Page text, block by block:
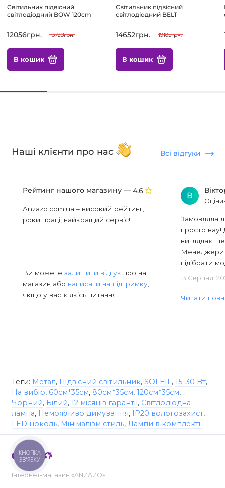
Світильник підвісний
світлодіодний BOW 120cm
12056грн. 13728грн.
В кошик
Світильник підвісний
світлодіодний BELT
14652грн. 19105грн.
В кошик
Наші клієнти про нас Всі відгуки
Рейтинг нашого магазину — 4.6
Anzazo.com.ua – високий рейтинг,
роки праці, найкращий сервіс!
Ви можете залишити відгук про наш
магазин або написати на підтримку
якщо у вас є якісь питання.
В
Замовляла
просто вау!
виглядає
Менеджери
підібрати
13 Серпня,
Читати
Теги: Метал, Підвісний світильник, SOLEIL, 15-30 Вт,
На вибір, 60см*35см, 80см*35см, 120см*35см,
Чорний, Білий, 12 місяців гарантії, Світлодіодна
лампа, Неможливо димування, IP20 вологозахист,
LED цоколь, Мінімалізм стиль, Лампи в комплекті.
Інтернет-магазин «ANZAZO»
КНОПКА
ЗВ'ЯЗКУ